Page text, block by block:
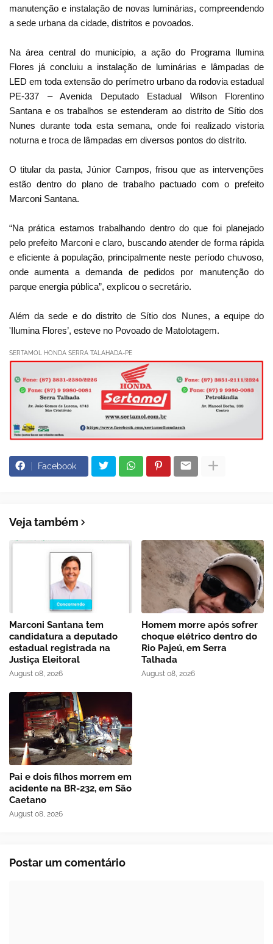
manutenção e instalação de novas luminárias, compreendendo
a sede urbana da cidade, distritos e povoados.
Na área central do município, a ação do Programa Ilumina
Flores já concluiu a instalação de luminárias e lâmpadas de
LED em toda extensão do perímetro urbano da rodovia estadual
PE-337 – Avenida Deputado Estadual Wilson Florentino
Santana e os trabalhos se estenderam ao distrito de Sítio dos
Nunes durante toda esta semana, onde foi realizado vistoria
noturna e troca de lâmpadas em diversos pontos do distrito.
O titular da pasta, Júnior Campos, frisou que as intervenções
estão dentro do plano de trabalho pactuado com o prefeito
Marconi Santana.
“Na prática estamos trabalhando dentro do que foi planejado
pelo prefeito Marconi e claro, buscando atender de forma rápida
e eficiente à população, principalmente neste período chuvoso,
onde aumenta a demanda de pedidos por manutenção do
parque energia pública”, explicou o secretário.
Além da sede e do distrito de Sítio dos Nunes, a equipe do
'Ilumina Flores’, esteve no Povoado de Matolotagem.
SERTAMOL HONDA SERRA TALAHADA-PE
Facebook
Veja também
Marconi Santana tem
candidatura a deputado
estadual registrada na
Justiça Eleitoral
August 08, 2026
Homem morre após sofrer
choque elétrico dentro do
Rio Pajeú, em Serra
Talhada
August 08, 2026
Pai e dois filhos morrem em
acidente na BR-232, em São
Caetano
August 08, 2026
Postar um comentário